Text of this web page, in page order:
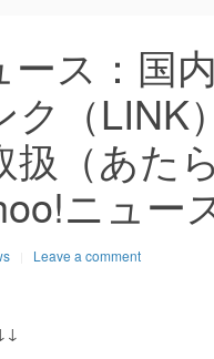
ス：国
（LINK
扱（あた
ニュー
Leave a comment